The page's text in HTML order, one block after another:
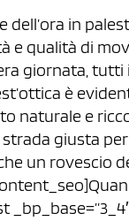
dell’ora in
e qualità di
giornata, tutti
è
naturale e
giusta
un rovescio